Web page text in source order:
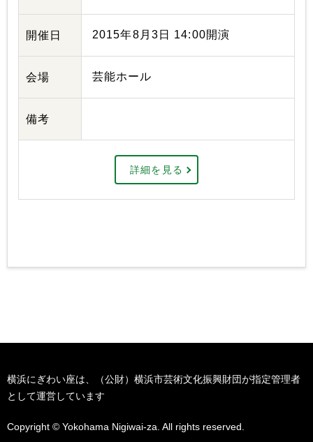
開催日 2015年8月3日 14:00開演
会場 芸能ホール
備考
詳細を見る
横浜にぎわい座は、（公財）横浜市芸術文化振興財団が指定管理者
として運営しています
Copyright © Yokohama Nigiwai-za. All rights reserved.